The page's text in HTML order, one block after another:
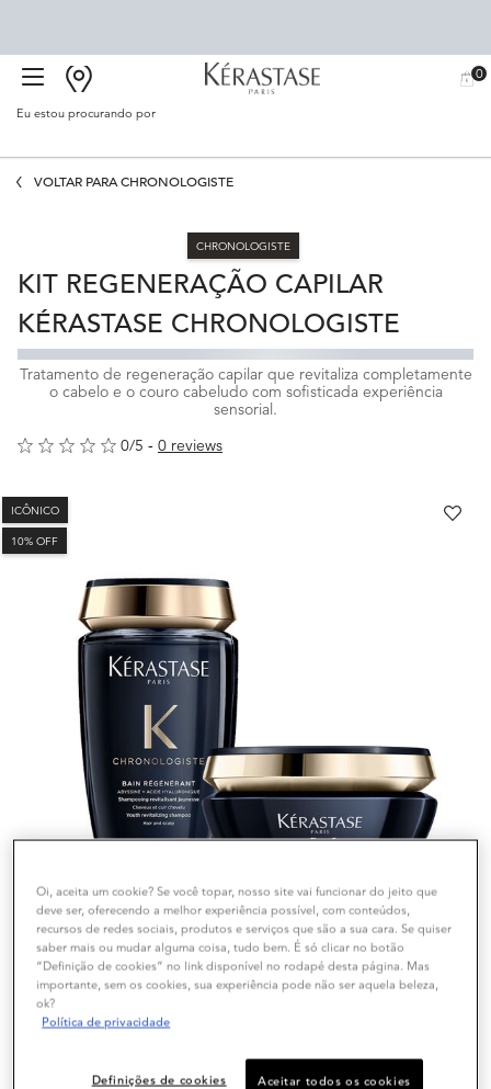
BUSCAR
MEU
0
0
Eu estou procurando por
VOLTAR PARA CHRONOLOGISTE
CHRONOLOGISTE
KIT REGENERAÇÃO CAPILAR
KÉRASTASE CHRONOLOGISTE
Tratamento de regeneração capilar que revitaliza completamente
o cabelo e o couro cabeludo com sofisticada experiência
sensorial.
0/5
0 reviews
ICÔNICO
10% OFF
Oi, aceita um cookie? Se você topar, nosso site vai funcionar do jeito que
deve ser, oferecendo a melhor experiência possível, com conteúdos,
recursos de redes sociais, produtos e serviços que são a sua cara. Se quiser
saber mais ou mudar alguma coisa, tudo bem. É só clicar no botão
“Definição de cookies” no link disponível no rodapé desta página. Mas
importante, sem os cookies, sua experiência pode não ser aquela beleza,
ok?
Política de privacidade
Definições de cookies Aceitar todos os cookies